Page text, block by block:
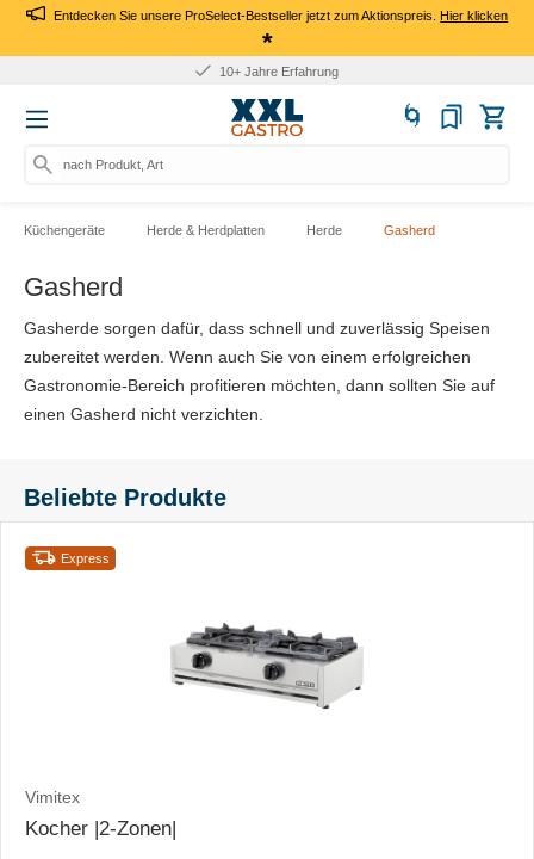
Entdecken Sie unsere ProSelect-Bestseller jetzt zum Aktionspreis.Hier klicken
*
10+ Jahre Erfahrung
nach Produkt, Art.-Nr., Mar
Küchengeräte Herde & Herdplatten Herde Gasherd
Gasherd
Gasherde sorgen dafür, dass schnell und zuverlässig Speisen
zubereitet werden. Wenn auch Sie von einem erfolgreichen
Gastronomie-Bereich profitieren möchten, dann sollten Sie auf
einen Gasherd nicht verzichten.
Beliebte Produkte
Express
Vimitex
Kocher |2-Zonen|